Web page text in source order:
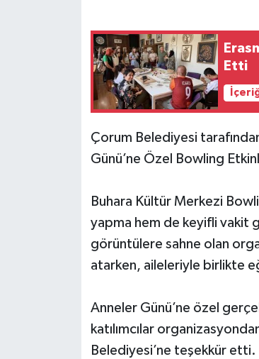
Etti
Çorum Belediyesi
Günü’ne Özel Bowling
Buhara Kültür Merkezi
yapma hem de keyifli vakit
görüntülere sahne olan
atarken, aileleriyle birlikte
Anneler Günü’ne özel
katılımcılar
Belediyesi’ne teşekkür etti.